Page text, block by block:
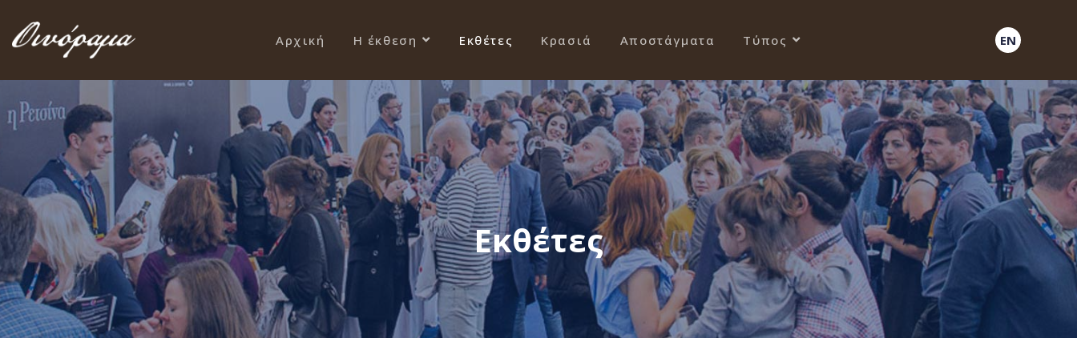
Αρχική Η έκθεση Εκθέτες Κρασιά Αποστάγματα Τύπος EN
Εκθέτες